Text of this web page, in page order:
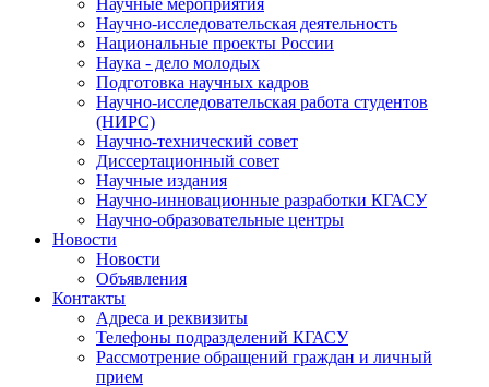
Научные мероприятия
Научно-исследовательская деятельность
Национальные проекты России
Наука - дело молодых
Подготовка научных кадров
Научно-исследовательская работа студентов
(НИРС)
Научно-технический совет
Диссертационный совет
Научные издания
Научно-инновационные разработки КГАСУ
Научно-образовательные центры
Новости
Новости
Объявления
Контакты
Адреса и реквизиты
Телефоны подразделений КГАСУ
Рассмотрение обращений граждан и личный
прием